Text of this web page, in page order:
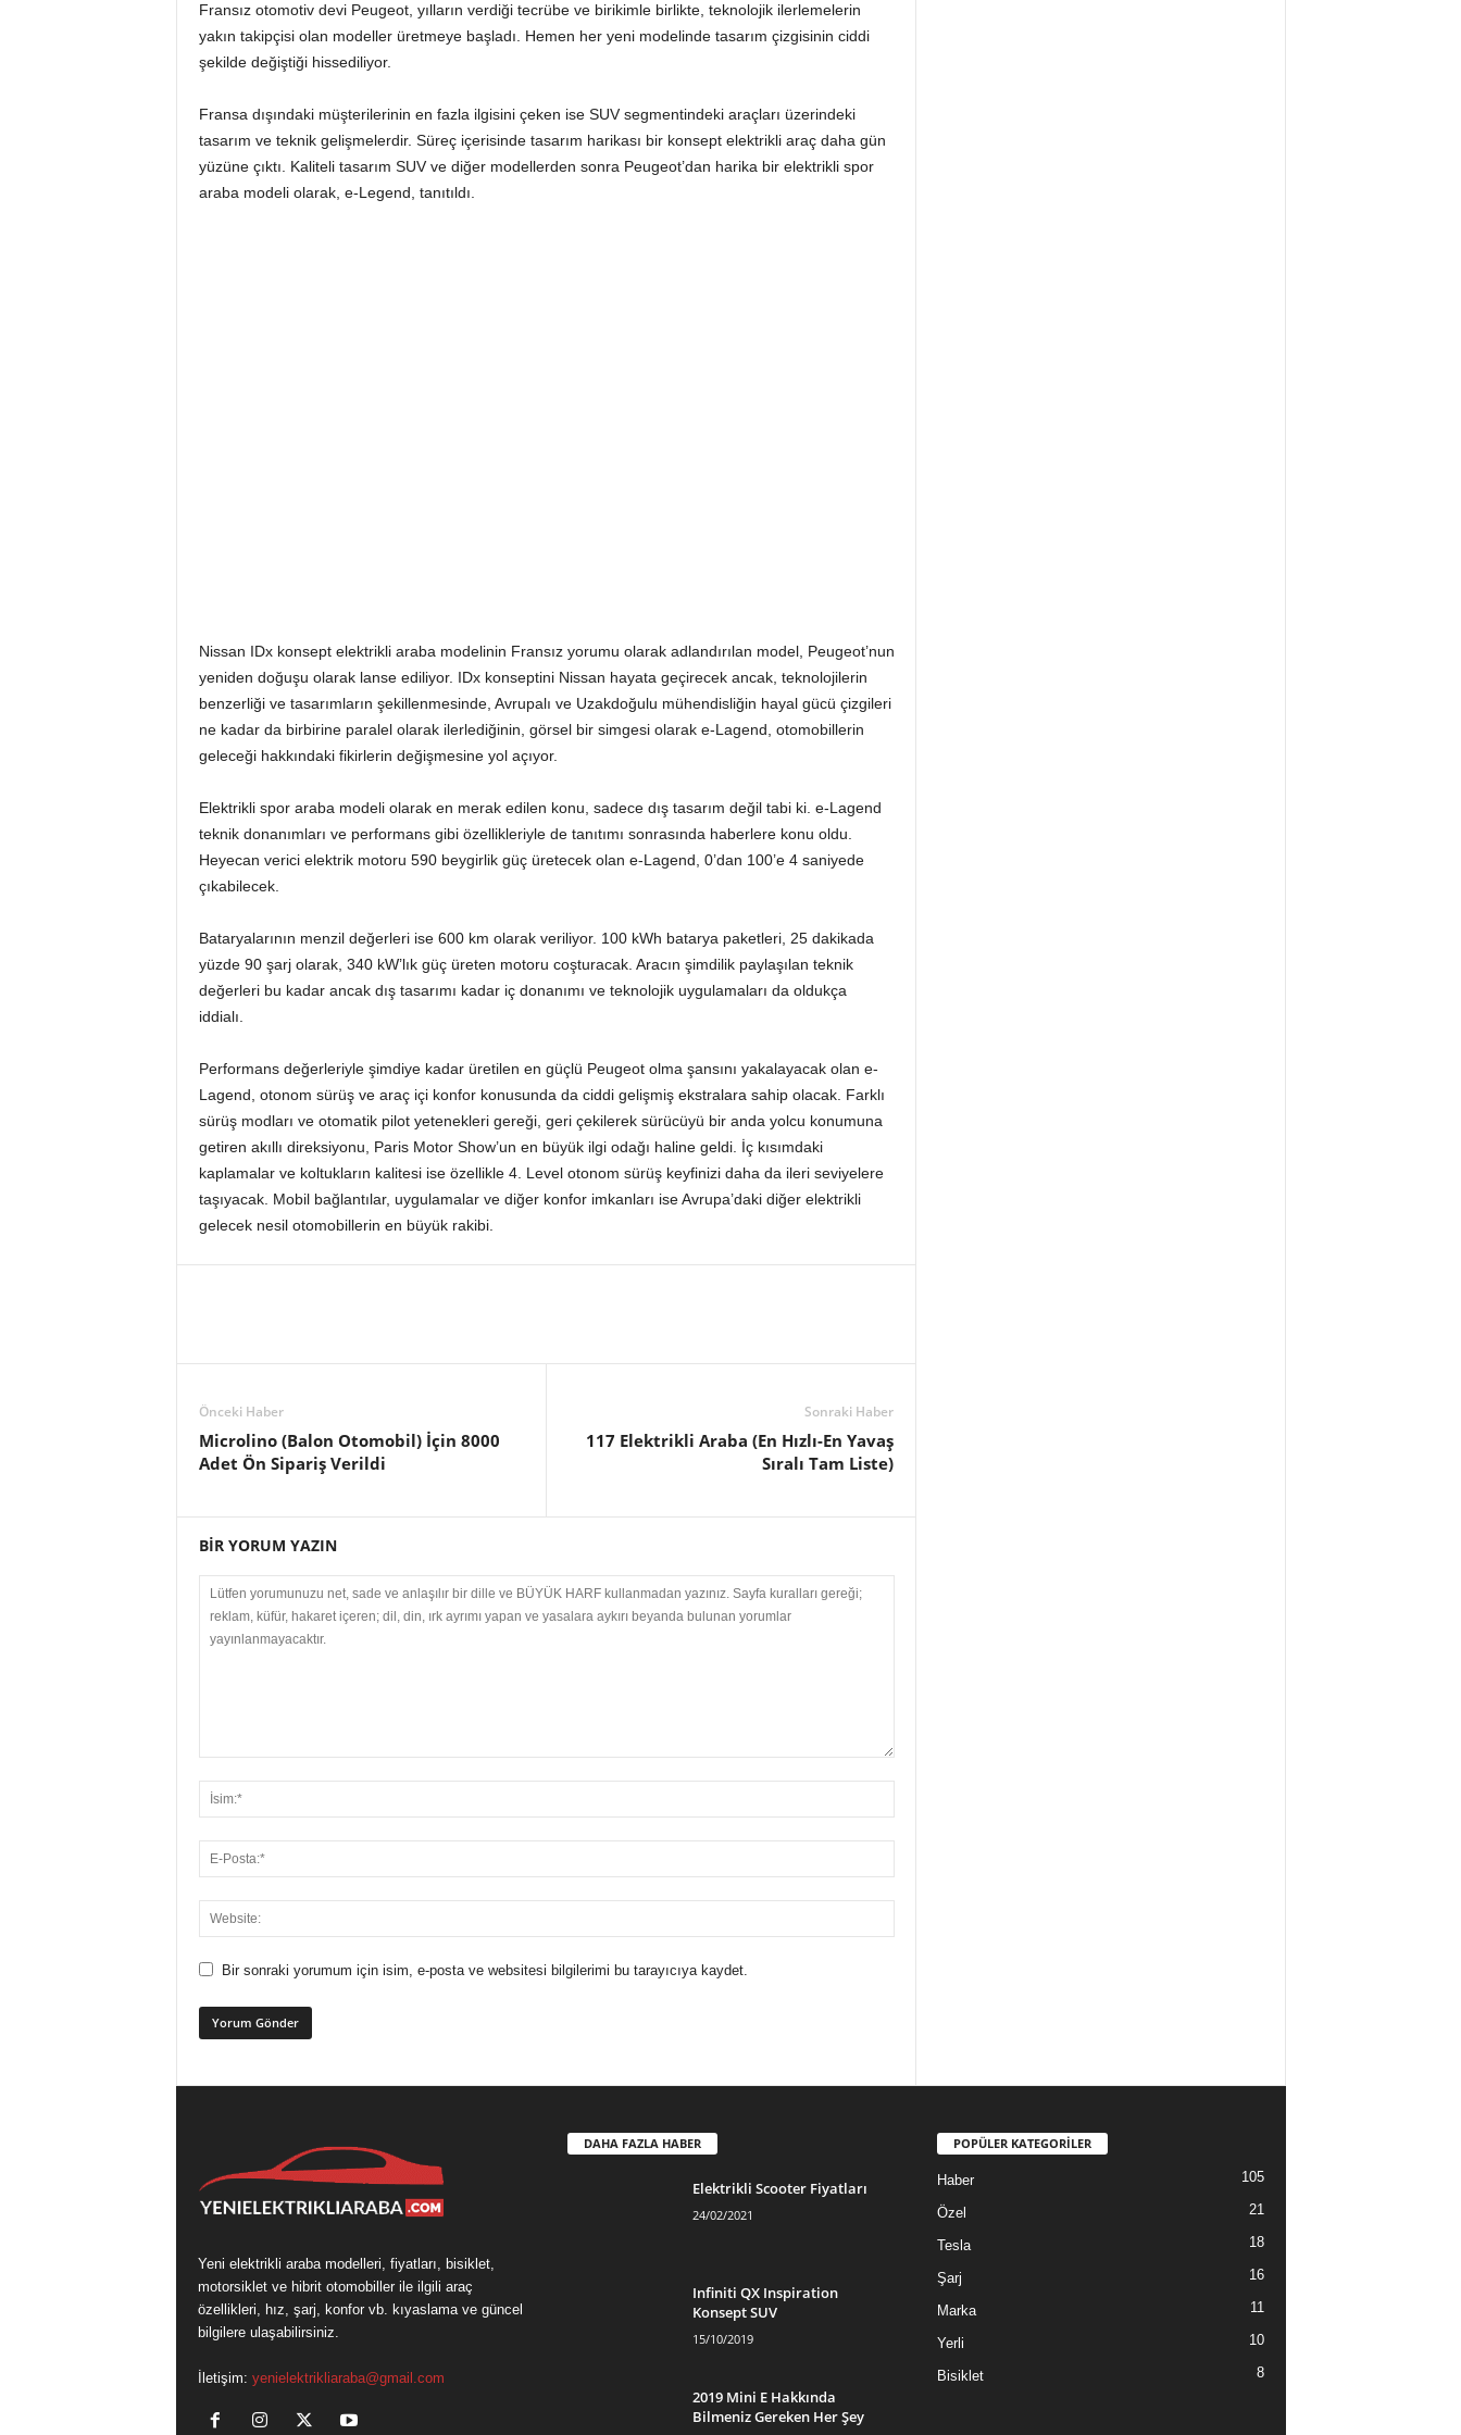
b
Fransız otomotiv devi Peugeot, yılların verdiği tecrübe ve birikimle birlikte, teknolojik ilerlemelerin
yakın takipçisi olan modeller üretmeye başladı. Hemen her yeni modelinde tasarım çizgisinin ciddi
şekilde değiştiği hissediliyor.
Fransa dışındaki müşterilerinin en fazla ilgisini çeken ise SUV segmentindeki araçları üzerindeki
tasarım ve teknik gelişmelerdir. Süreç içerisinde tasarım harikası bir konsept elektrikli araç daha gün
yüzüne çıktı. Kaliteli tasarım SUV ve diğer modellerden sonra Peugeot’dan harika bir elektrikli spor
araba modeli olarak, e-Legend, tanıtıldı.
Nissan IDx konsept elektrikli araba modelinin Fransız yorumu olarak adlandırılan model, Peugeot’nun
yeniden doğuşu olarak lanse ediliyor. IDx konseptini Nissan hayata geçirecek ancak, teknolojilerin
benzerliği ve tasarımların şekillenmesinde, Avrupalı ve Uzakdoğulu mühendisliğin hayal gücü çizgileri
ne kadar da birbirine paralel olarak ilerlediğinin, görsel bir simgesi olarak e-Lagend, otomobillerin
geleceği hakkındaki fikirlerin değişmesine yol açıyor.
Elektrikli spor araba modeli olarak en merak edilen konu, sadece dış tasarım değil tabi ki. e-Lagend
teknik donanımları ve performans gibi özellikleriyle de tanıtımı sonrasında haberlere konu oldu.
Heyecan verici elektrik motoru 590 beygirlik güç üretecek olan e-Lagend, 0’dan 100’e 4 saniyede
çıkabilecek.
Bataryalarının menzil değerleri ise 600 km olarak veriliyor. 100 kWh batarya paketleri, 25 dakikada
yüzde 90 şarj olarak, 340 kW’lık güç üreten motoru coşturacak. Aracın şimdilik paylaşılan teknik
değerleri bu kadar ancak dış tasarımı kadar iç donanımı ve teknolojik uygulamaları da oldukça
iddialı.
Performans değerleriyle şimdiye kadar üretilen en güçlü Peugeot olma şansını yakalayacak olan e-
Lagend, otonom sürüş ve araç içi konfor konusunda da ciddi gelişmiş ekstralara sahip olacak. Farklı
sürüş modları ve otomatik pilot yetenekleri gereği, geri çekilerek sürücüyü bir anda yolcu konumuna
getiren akıllı direksiyonu, Paris Motor Show’un en büyük ilgi odağı haline geldi. İç kısımdaki
kaplamalar ve koltukların kalitesi ise özellikle 4. Level otonom sürüş keyfinizi daha da ileri seviyelere
taşıyacak. Mobil bağlantılar, uygulamalar ve diğer konfor imkanları ise Avrupa’daki diğer elektrikli
gelecek nesil otomobillerin en büyük rakibi.
Önceki Haber
Microlino (Balon Otomobil) İçin 8000
Adet Ön Sipariş Verildi
Sonraki Haber
117 Elektrikli Araba (En Hızlı-En Yavaş
Sıralı Tam Liste)
BİR YORUM YAZIN
Bir sonraki yorumum için isim, e-posta ve websitesi bilgilerimi bu tarayıcıya kaydet.
Yeni elektrikli araba modelleri, fiyatları, bisiklet,
motorsiklet ve hibrit otomobiller ile ilgili araç
özellikleri, hız, şarj, konfor vb. kıyaslama ve güncel
bilgilere ulaşabilirsiniz.
İletişim: yenielektrikliaraba@gmail.com
DAHA FAZLA HABER
Elektrikli Scooter Fiyatları
24/02/2021
Infiniti QX Inspiration
Konsept SUV
15/10/2019
2019 Mini E Hakkında
Bilmeniz Gereken Her Şey
POPÜLER KATEGORİLER
Haber 105
Özel 21
Tesla 18
Şarj 16
Marka 11
Yerli 10
Bisiklet 8